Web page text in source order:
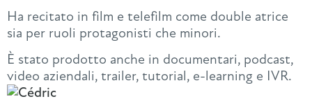
Ha recitato in film e telefilm come double atrice
sia per ruoli protagonisti che minori.
È stato prodotto anche in documentari, podcast,
video aziendali, trailer, tutorial, e-learning e IVR.